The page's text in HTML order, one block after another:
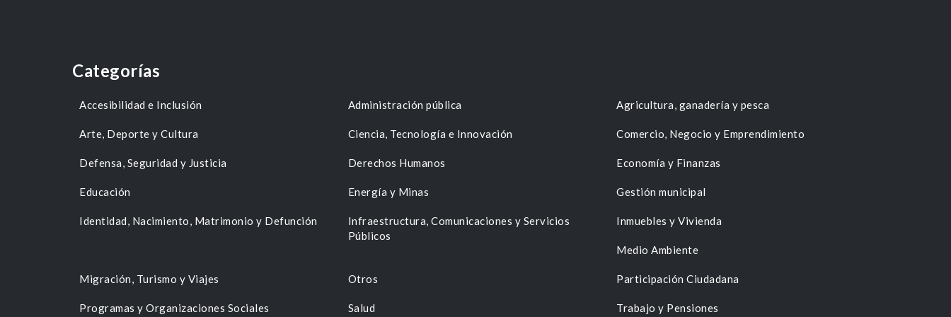
Categorías
Accesibilidad e Inclusión Administración pública Agricultura, ganadería y pesca
Arte, Deporte y Cultura Ciencia, Tecnología e Innovación Comercio, Negocio y Emprendimiento
Defensa, Seguridad y Justicia Derechos Humanos Economía y Finanzas
Educación Energía y Minas Gestión municipal
Identidad, Nacimiento, Matrimonio y Defunción
Infraestructura, Comunicaciones y Servicios
Públicos
Inmuebles y Vivienda
Medio Ambiente
Migración, Turismo y Viajes Otros Participación Ciudadana
Programas y Organizaciones Sociales Salud Trabajo y Pensiones